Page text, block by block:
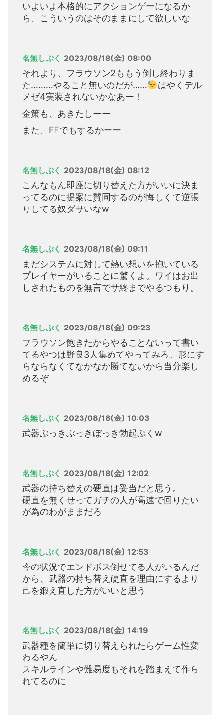
いよいよ本格的にアクションゲーになるか
ら、こういうのはそのままにして欲しいな
名無しぷく 2023/08/18(金) 08:00
それより、フラウソン2ももう倒し終わりま
た………やること無いのだが……
はやくデル
メゼ4実装されないかなあー！
金策も、あきたしーー
また、FFでもするかーー
名無しぷく 2023/08/18(金) 08:12
こんなもん即座に切り替えた方がいいに決ま
ってるのに提案に賛同するのが悔しくて逆張
りしてる奴ダサいなw
名無しぷく 2023/08/18(金) 09:11
まだシステムに対して熱い想いを抱いている
プレイヤーがいることに驚くよ。ワイはお出
しされたものを無言でサ終までやるつもり。
名無しぷく 2023/08/18(金) 09:23
フラウソン飽きたからやることないって書い
てるやつは野良3人集めてやってみろ。形にす
らならなくてなかなか勝てないから当分楽し
めるぞ
名無しぷく 2023/08/18(金) 10:03
武器ぶっきぶっきぼっき勃起ぷくw
名無しぷく 2023/08/18(金) 12:02
武器の持ち替えの硬直は妥当だと思う。
硬直を無くせってガチの人が高速で回りたい
が為のわがままだろ
名無しぷく 2023/08/18(金) 12:53
今の状況でエンドボス倒せてる人がいるんだ
から、武器の持ち替え硬直を理由にするより
己を鍛え直した方がいいと思う
名無しぷく 2023/08/18(金) 14:19
武器種を簡単に切り替えられたらゲーム性変
わるやん
スキルラインや難易度もそれを踏まえて作ら
れてるのに